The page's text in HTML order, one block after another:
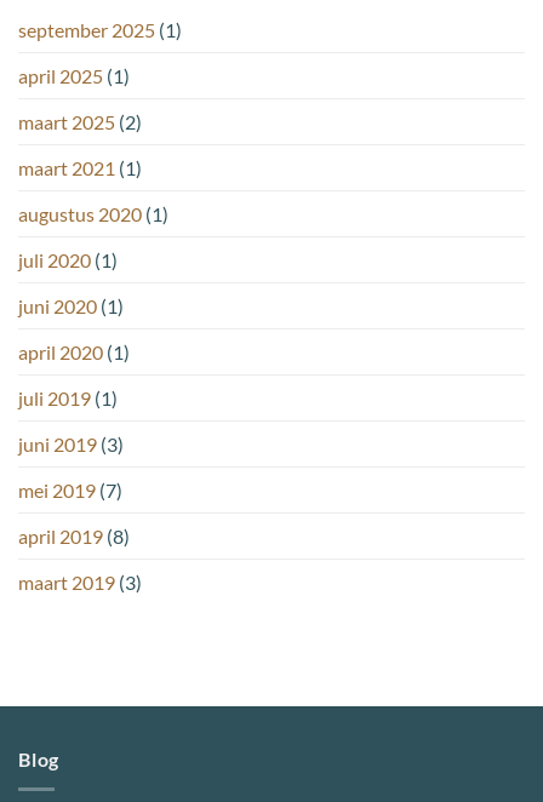
september 2025 (1)
april 2025 (1)
maart 2025 (2)
maart 2021 (1)
augustus 2020 (1)
juli 2020 (1)
juni 2020 (1)
april 2020 (1)
juli 2019 (1)
juni 2019 (3)
mei 2019 (7)
april 2019 (8)
maart 2019 (3)
Blog